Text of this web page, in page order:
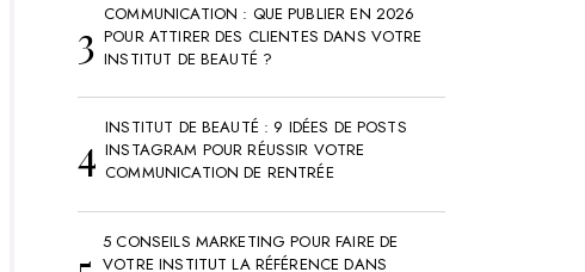
COMMUNICATION : QUE PUBLIER EN 2026
POUR ATTIRER DES CLIENTES DANS VOTRE
INSTITUT DE BEAUTÉ ?
INSTITUT DE BEAUTÉ : 9 IDÉES DE POSTS
INSTAGRAM POUR RÉUSSIR VOTRE
COMMUNICATION DE RENTRÉE
5 CONSEILS MARKETING POUR FAIRE DE
VOTRE INSTITUT LA RÉFÉRENCE DANS